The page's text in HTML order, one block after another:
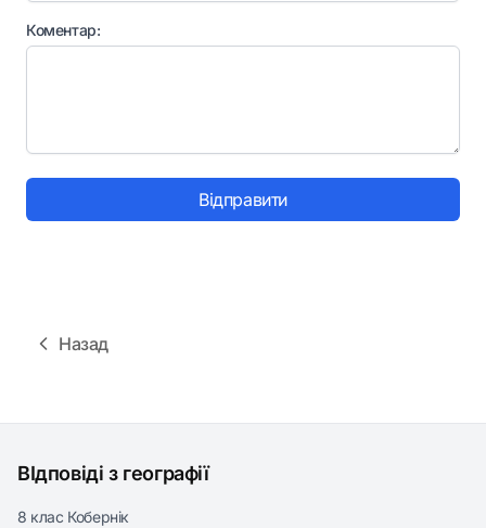
Коментар:
Відправити
Назад
ВІдповіді з географії
8 клас Кобернік